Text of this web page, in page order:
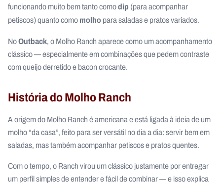
funcionando muito bem tanto comodip (para acompanhar
petiscos) quanto comomolho para saladas e pratos variados.
NoOutback, o Molho Ranch aparece como um acompanhamento
clássico — especialmente em combinações que pedem contraste
com queijo derretido e bacon crocante.
História do Molho Ranch
A origem do Molho Ranch é americana e está ligada à ideia de um
molho “da casa”, feito para ser versátil no dia a dia: servir bem em
saladas, mas também acompanhar petiscos e pratos quentes.
Com o tempo, o Ranch virou um clássico justamente por entregar
um perfil simples de entender e fácil de combinar — e isso explica